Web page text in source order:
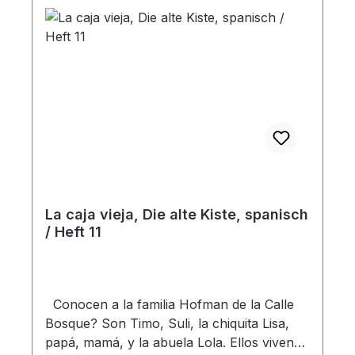
como perdonar a otros, como hablar al
prójimo de Jesús, como ser fiel en lo poco,
como confiar en Dios y estar agradecido
La caja vieja, Die alte Kiste, spanisch
/ Heft 11
Conocen a la familia Hofman de la Calle
Bosque? Son Timo, Suli, la chiquita Lisa,
papá, mamá, y la abuela Lola. Ellos viven